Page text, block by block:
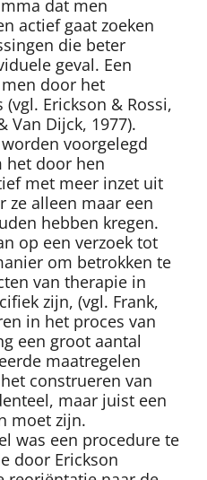
dat men
actief gaat zoeken
die beter
geval. Een
door het
Erickson & Rossi,
Van Dijck, 1977).
voorgelegd
het door hen
met meer inzet uit
ze alleen maar een
hebben kregen.
op een verzoek tot
om betrokken te
van therapie in
zijn, (vgl. Frank,
in het proces van
een groot aantal
maatregelen
construeren van
maar juist een
moet zijn.
was een procedure te
door Erickson